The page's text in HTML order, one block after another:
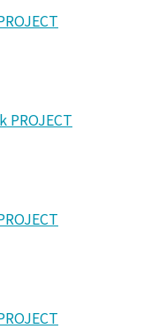
PROJECT